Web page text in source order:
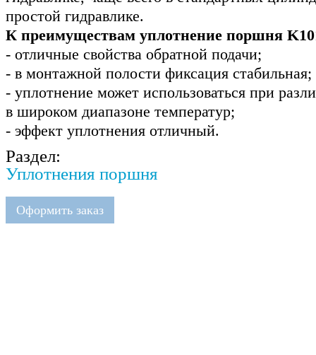
простой гидравлике.
К преимуществам уплотнение поршня
- отличные свойства обратной подачи;
- в монтажной полости фиксация стабильная;
- уплотнение может использоваться при
в широком диапазоне температур;
- эффект уплотнения отличный.
Раздел:
Уплотнения поршня
Оформить заказ